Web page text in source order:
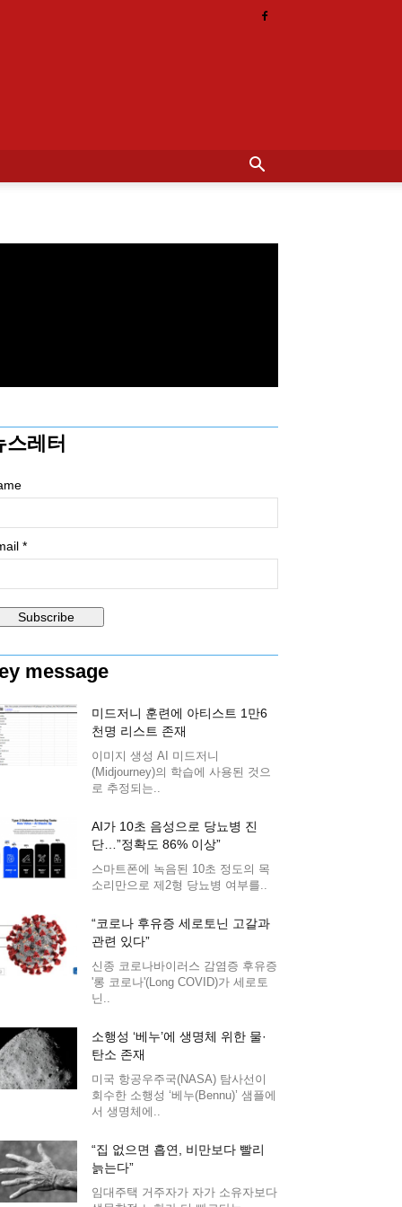
스레터
*
message
미드저니 훈련에 아티스트 1만6
천명 리스트 존재
이미지 생성 AI 미드저니
(Midjourney)의 학습에 사용된 것으
로 추정되는..
AI가 10초 음성으로 당뇨병 진
단…”정확도 86% 이상”
스마트폰에 녹음된 10초 정도의 목
소리만으로 제2형 당뇨병 여부를..
“코로나 후유증 세로토닌 고갈과
관련 있다”
신종 코로나바이러스 감염증 후유증
'롱 코로나'(Long COVID)가 세로토
닌..
소행성 ‘베누’에 생명체 위한 물·
탄소 존재
미국 항공우주국(NASA) 탐사선이
회수한 소행성 ‘베누(Bennu)’ 샘플에
서 생명체에..
“집 없으면 흡연, 비만보다 빨리
늙는다”
임대주택 거주자가 자가 소유자보다